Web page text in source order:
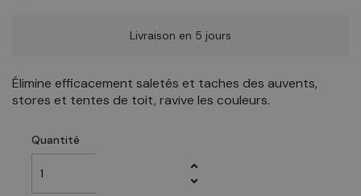
Livraison en 5 jours
Élimine efficacement saletés et taches des auvents,
stores et tentes de toit, ravive les couleurs.
Quantité